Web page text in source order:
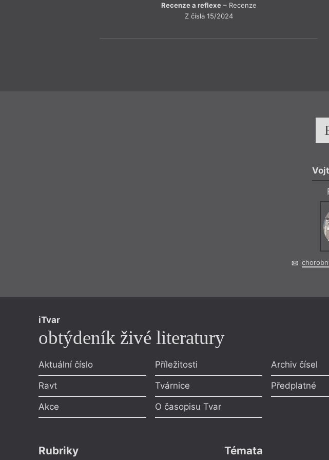
Recenze a reflexe– Recenze
Z čísla 15/2024
iTvar
obtýdeník živé literatury
Aktuální číslo
Ravt
Akce
Příležitosti
Tvárnice
O časopisu Tvar
Archiv čísel
Předplatné
Rubriky Témata